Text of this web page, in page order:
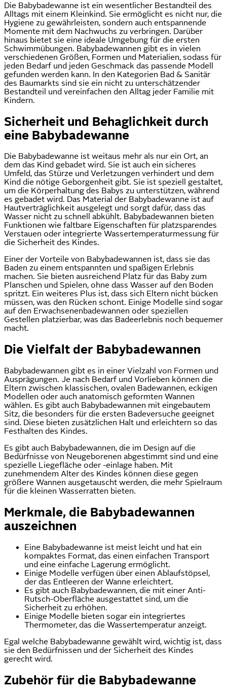
Die Babybadewanne ist ein wesentlicher Bestandteil des
Alltags mit einem Kleinkind. Sie ermöglicht es nicht nur, die
Hygiene zu gewährleisten, sondern auch entspannende
Momente mit dem Nachwuchs zu verbringen. Darüber
hinaus bietet sie eine ideale Umgebung für die ersten
Schwimmübungen. Babybadewannen gibt es in vielen
verschiedenen Größen, Formen und Materialien, sodass für
jeden Bedarf und jeden Geschmack das passende Modell
gefunden werden kann. In den Kategorien Bad & Sanitär
des Baumarkts sind sie ein nicht zu unterschätzender
Bestandteil und vereinfachen den Alltag jeder Familie mit
Kindern.
Sicherheit und Behaglichkeit durch
eine Babybadewanne
Die Babybadewanne ist weitaus mehr als nur ein Ort, an
dem das Kind gebadet wird. Sie ist auch ein sicheres
Umfeld, das Stürze und Verletzungen verhindert und dem
Kind die nötige Geborgenheit gibt. Sie ist speziell gestaltet,
um die Körperhaltung des Babys zu unterstützen, während
es gebadet wird. Das Material der Babybadewanne ist auf
Hautverträglichkeit ausgelegt und sorgt dafür, dass das
Wasser nicht zu schnell abkühlt. Babybadewannen bieten
Funktionen wie faltbare Eigenschaften für platzsparendes
Verstauen oder integrierte Wassertemperaturmessung für
die Sicherheit des Kindes.
Einer der Vorteile von Babybadewannen ist, dass sie das
Baden zu einem entspannten und spaßigen Erlebnis
machen. Sie bieten ausreichend Platz für das Baby zum
Planschen und Spielen, ohne dass Wasser auf den Boden
spritzt. Ein weiteres Plus ist, dass sich Eltern nicht bücken
müssen, was den Rücken schont. Einige Modelle sind sogar
auf den Erwachsenenbadewannen oder speziellen
Gestellen platzierbar, was das Badeerlebnis noch bequemer
macht.
Die Vielfalt der Babybadewannen
Babybadewannen gibt es in einer Vielzahl von Formen und
Ausprägungen. Je nach Bedarf und Vorlieben können die
Eltern zwischen klassischen, ovalen Badewannen, eckigen
Modellen oder auch anatomisch geformten Wannen
wählen. Es gibt auch Babybadewannen mit eingebautem
Sitz, die besonders für die ersten Badeversuche geeignet
sind. Diese bieten zusätzlichen Halt und erleichtern so das
Festhalten des Kindes.
Es gibt auch Babybadewannen, die im Design auf die
Bedürfnisse von Neugeborenen abgestimmt sind und eine
spezielle Liegefläche oder -einlage haben. Mit
zunehmendem Alter des Kindes können diese gegen
größere Wannen ausgetauscht werden, die mehr Spielraum
für die kleinen Wasserratten bieten.
Merkmale, die Babybadewannen
auszeichnen
Eine Babybadewanne ist meist leicht und hat ein
kompaktes Format, das einen einfachen Transport
und eine einfache Lagerung ermöglicht.
Einige Modelle verfügen über einen Ablaufstöpsel,
der das Entleeren der Wanne erleichtert.
Es gibt auch Babybadewannen, die mit einer Anti-
Rutsch-Oberfläche ausgestattet sind, um die
Sicherheit zu erhöhen.
Einige Modelle bieten sogar ein integriertes
Thermometer, das die Wassertemperatur anzeigt.
Egal welche Babybadewanne gewählt wird, wichtig ist, dass
sie den Bedürfnissen und der Sicherheit des Kindes
gerecht wird.
Zubehör für die Babybadewanne